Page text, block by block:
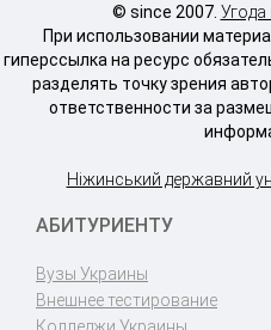
© since 2007. Угода
При использовании
гиперссылка на ресурс
разделять точку зрения
ответственности за
Ніжинський державний
АБИТУРИЕНТУ
Вузы Украины
Внешнее тестирование
Колледжи Украины